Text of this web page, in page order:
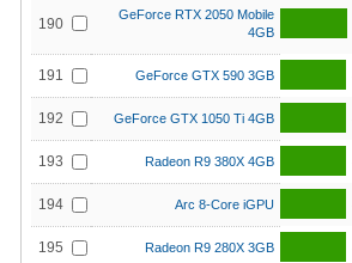
190
GeForce RTX 2050 Mobile
4GB
191 GeForce GTX 590 3GB
192 GeForce GTX 1050 Ti 4GB
193 Radeon R9 380X 4GB
194 Arc 8-Core iGPU
195 Radeon R9 280X 3GB